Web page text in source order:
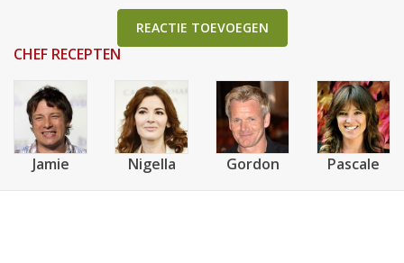
REACTIE TOEVOEGEN
CHEF RECEPTEN
Jamie Nigella Gordon Pascale